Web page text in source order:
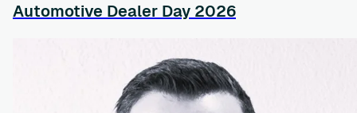
Automotive Dealer Day 2026